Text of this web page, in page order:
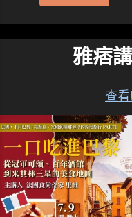
雅痞
查